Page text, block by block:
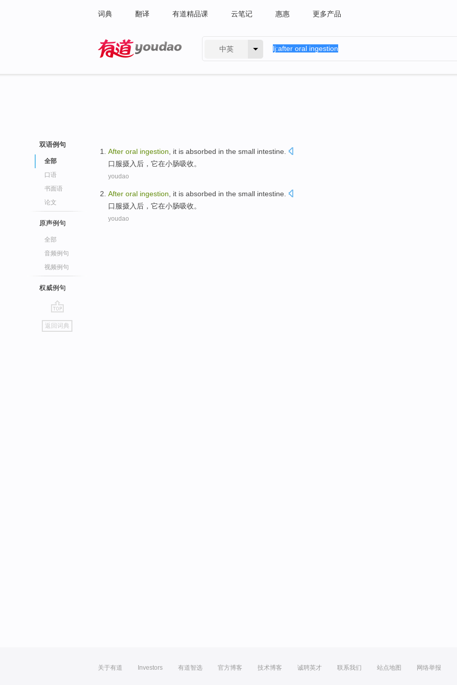
词典 翻译 有道精品课 云笔记 惠惠 更多产品
中英
双语例句
全部
口语
书面语
论文
原声例句
全部
音频例句
视频例句
权威例句
go
top
返回词典
After oral ingestion it is absorbed in the small intestine
口服摄入后 ， 它在小肠吸收。
youdao
After oral ingestion it is absorbed in the small intestine
口服摄入后 ， 它在小肠吸收。
youdao
关于有道 Investors 有道智选 官方博客 技术博客 诚聘英才 联系我们 站点地图 网络举报